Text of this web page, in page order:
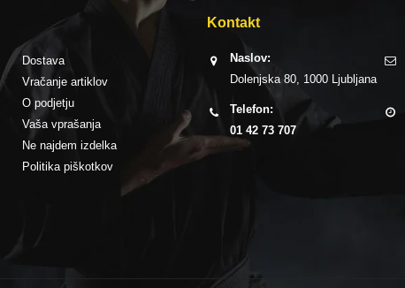
Dostava
Vračanje artiklov
O podjetju
Vaša vprašanja
Ne najdem izdelka
Politika piškotkov
Kontakt
Naslov:
Dolenjska 80, 1000 Ljubljana
Telefon:
01 42 73 707